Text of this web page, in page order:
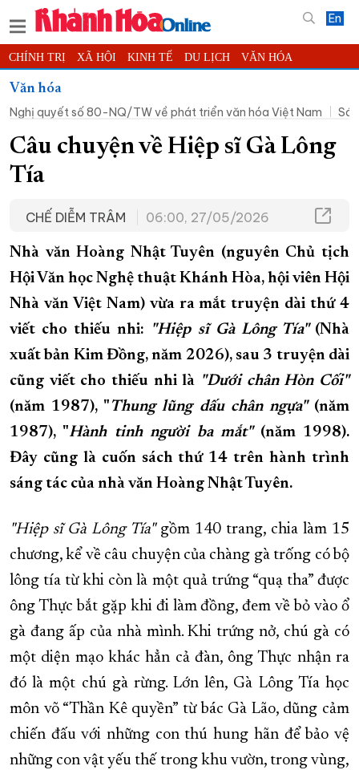
En
CHÍNH TRỊ XÃ HỘI KINH TẾ DU LỊCH VĂN HÓA
THỂ THAO
KHOA HỌC - CÔNG NGHỆ PHÁP LUẬT BẠN ĐỌC PHÓNG SỰ
THẾ GIỚI MULTIMEDIA VIDEO ĐỌC BÁO ONLINE
PODCAST
TRƯỜNG SA BIỂN ĐẢO QUÊ HƯƠNG
CHUNG TAY CẢI CÁCH HÀNH CHÍNH
XÂY DỰNG NÔNG THÔN MỚI LỊCH CẮT ĐIỆN
TÀU - XE - MÁY BAY
KỶ NIỆM 370 NĂM XÂY DỰNG VÀ PHÁT TRIỂN TỈNH KHÁNH HÒA
KHOẢNH KHẮC ĐẸP XỨ TRẦM
XÂY DỰNG KHÁNH HÒA TRỞ THÀNH THÀNH PHỐ TRỰC THUỘC
ĐẠI HỘI ĐẢNG CÁC CẤP TRANG CHỦ VỀ BÁO KHÁNH HÒA
Văn hóa
Nghị quyết số 80-NQ/TW về phát triển văn hóa Việt Nam
Câu chuyện về Hiệp sĩ Gà Lông
Tía
CHẾ DIỄM TRÂM 06:00, 27/05/2026
Nhà văn Hoàng Nhật Tuyên (nguyên Chủ tịch
Hội Văn học Nghệ thuật Khánh Hòa, hội viên Hội
Nhà văn Việt Nam) vừa ra mắt truyện dài thứ 4
viết cho thiếu nhi: "Hiệp sĩ Gà Lông Tía" (Nhà
xuất bản Kim Đồng, năm 2026), sau 3 truyện dài
cũng viết cho thiếu nhi là "Dưới chân Hòn Cối"
(năm 1987), " Thung lũng dấu chân ngựa"(năm
1987), "Hành tinh người ba mắt" (năm 1998).
Đây cũng là cuốn sách thứ 14 trên hành trình
sáng tác của nhà văn Hoàng Nhật Tuyên.
"Hiệp sĩ Gà Lông Tía"gồm 140 trang, chia làm 15
chương, kể về câu chuyện của chàng gà trống có bộ
lông tía từ khi còn là một quả trứng “quạ tha” được
ông Thực bắt gặp khi đi làm đồng, đem về bỏ vào ổ
gà đang ấp của nhà mình. Khi trứng nở, chú gà có
một diện mạo khác hẳn cả đàn, ông Thực nhận ra
đó là một chú gà rừng. Lớn lên, Gà Lông Tía học
môn võ “Thần Kê quyền” từ bác Gà Lão, dũng cảm
chiến đấu với những con thú hung hãn để bảo vệ
những con vật yếu thế trong khu vườn, trong vùng,